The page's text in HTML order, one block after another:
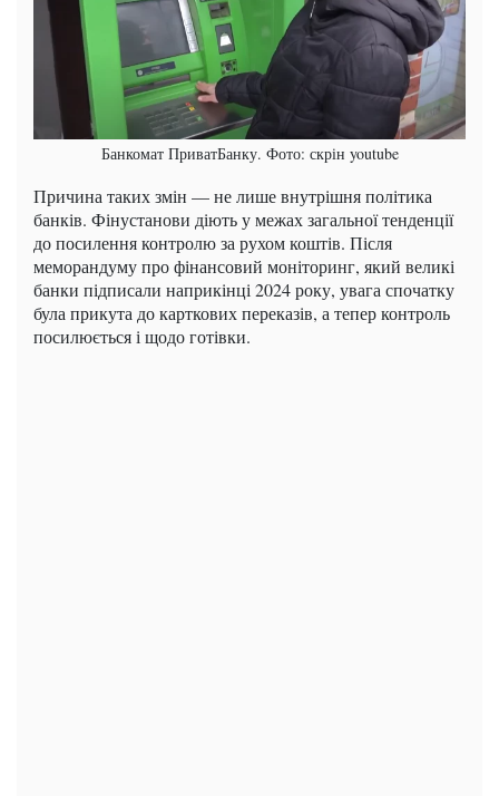
Банкомат ПриватБанку. Фото: скрін youtube
Причина таких змін — не лише внутрішня політика
банків. Фінустанови діють у межах загальної тенденції
до посилення контролю за рухом коштів. Після
меморандуму про фінансовий моніторинг, який великі
банки підписали наприкінці 2024 року, увага спочатку
була прикута до карткових переказів, а тепер контроль
посилюється і щодо готівки.